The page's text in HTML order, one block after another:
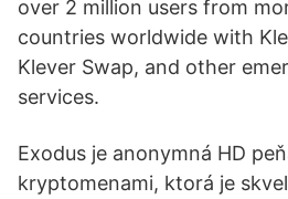
over 2 million users from
countries worldwide with
Klever Swap, and other
services.
Exodus je anonymná HD
kryptomenami, ktorá je